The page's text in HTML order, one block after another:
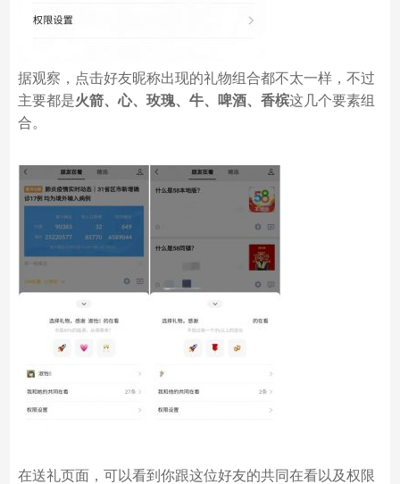
据观察，点击好友昵称出现的礼物组合都不太一样，不过
主要都是火箭、心、玫瑰、牛、啤酒、香槟这几个要素组
合。
在送礼页面，可以看到你跟这位好友的共同在看以及权限